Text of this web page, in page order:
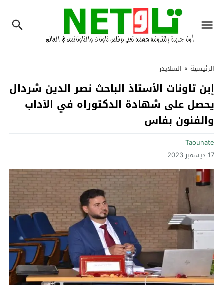
الرئيسية » السلايدر
إبن تاونات الأستاذ الباحث نصر الدين شردال
يحصل على شهادة الدكتوراه في الآداب
والفنون بفاس
Taounate
17 ديسمبر 2023